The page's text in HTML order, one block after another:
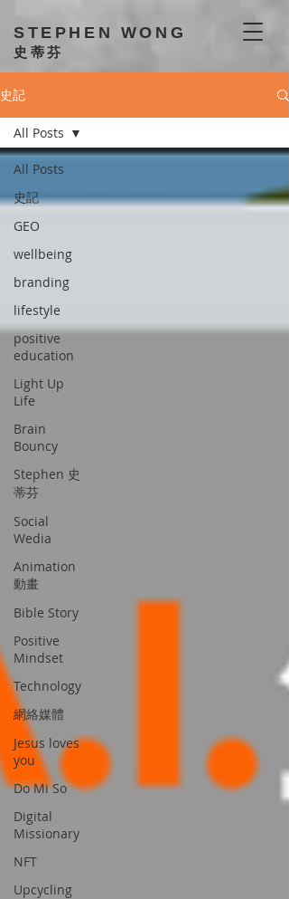
STEPHEN WONG
史蒂芬
史記
All Posts
史記
GEO
wellbeing
branding
lifestyle
positive
education
Light Up
Life
Brain
Bouncy
Stephen 史
蒂芬
Social
Wedia
Animation
動畫
Bible Story
Positive
Mindset
Technology
網絡媒體
Jesus loves
you
Do Mi So
Digital
Missionary
NFT
Upcycling
All Posts